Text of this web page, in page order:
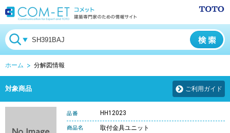
ホーム 分解図情報
対象商品 ご利用ガイド
HH12023
取付金具ユニット